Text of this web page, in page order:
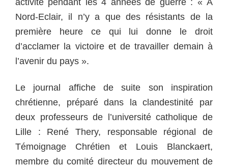
activité pendant les 4 années de guerre : « A
Nord-Eclair, il n’y a que des résistants de la
première heure ce qui lui donne le droit
d’acclamer la victoire et de travailler demain à
l’avenir du pays ».
Le journal affiche de suite son inspiration
chrétienne, préparé dans la clandestinité par
deux professeurs de l’université catholique de
Lille : René Thery, responsable régional de
Témoignage Chrétien et Louis Blanckaert,
membre du comité directeur du mouvement de